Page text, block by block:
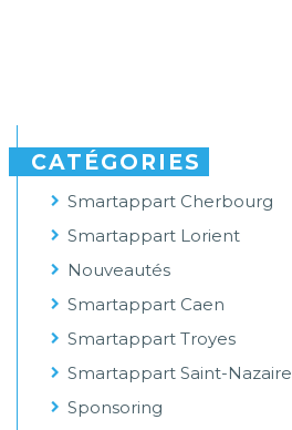
CATÉGORIES
Smartappart Cherbourg
Smartappart Lorient
Nouveautés
Smartappart Caen
Smartappart Troyes
Smartappart Saint-Nazaire
Sponsoring